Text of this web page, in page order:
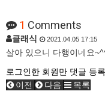
1 Comments
클래식 2021.04.05 17:15
살아 있으니 다행이네요
로그인한 회원만 댓글 등
이전
다음 목록